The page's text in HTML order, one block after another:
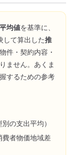
均値を基準に、
して算出した推
件・契約内容・
ません。あくま
するための参考
の支出平均）
者物価地域差